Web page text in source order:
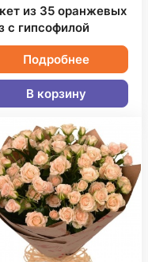
из 35 оранжевых
с гипсофилой
Подробнее
В корзину